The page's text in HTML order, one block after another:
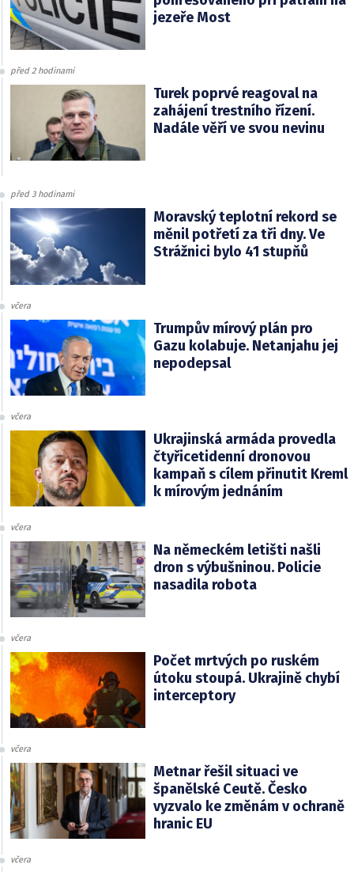
jezeře Most
před 2 hodinami
Turek poprvé reagoval na
zahájení trestního řízení.
Nadále věří ve svou nevinu
před 3 hodinami
Moravský teplotní rekord se
měnil potřetí za tři dny. Ve
Strážnici bylo 41 stupňů
včera
Trumpův mírový plán pro
Gazu kolabuje. Netanjahu jej
nepodepsal
včera
Ukrajinská armáda provedla
čtyřicetidenní dronovou
kampaň s cílem přinutit Kreml
k mírovým jednáním
včera
Na německém letišti našli
dron s výbušninou. Policie
nasadila robota
včera
Počet mrtvých po ruském
útoku stoupá. Ukrajině chybí
interceptory
včera
Metnar řešil situaci ve
španělské Ceutě. Česko
vyzvalo ke změnám v ochraně
hranic EU
včera